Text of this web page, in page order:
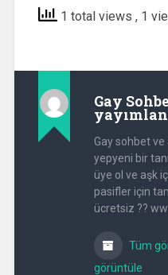
1 total views , 1
Gay
Gay sohbet ve
yepyeni bir
üye ol ve aşk
pasifler için
ücretsiz ??
Tüm
görüntüle